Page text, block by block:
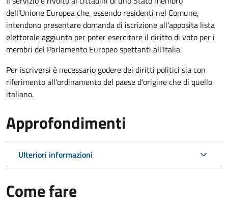
dell'Unione Europea che, essendo residenti nel Comune,
intendono presentare domanda di iscrizione all'apposita lista
elettorale aggiunta per poter esercitare il diritto di voto per i
membri del Parlamento Europeo spettanti all'Italia.
Per iscriversi è necessario godere dei diritti politici sia con
riferimento all'ordinamento del paese d'origine che di quello
italiano.
Approfondimenti
Ulteriori informazioni
Come fare